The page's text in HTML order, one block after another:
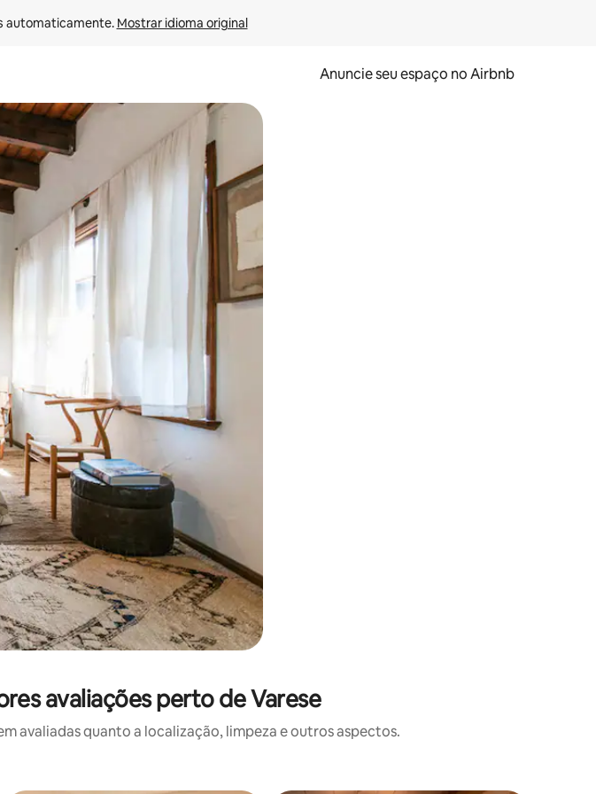
automaticamente. Mostrar idioma original
Anuncie seu espaço no Airbnb
baixo do teclado ou tocando e deslizando o dedo na tela.
avaliações perto de Varese
avaliadas quanto a localização, limpeza e outros aspectos.